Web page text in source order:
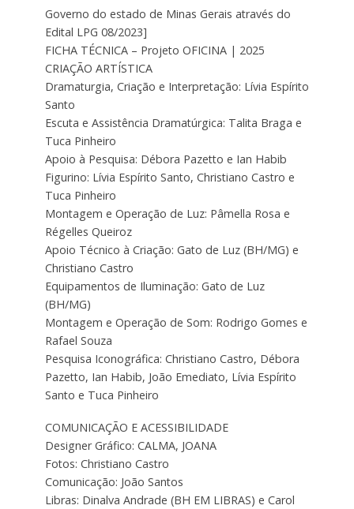
Governo do estado de Minas Gerais através do
Edital LPG 08/2023]
FICHA TÉCNICA – Projeto OFICINA | 2025
CRIAÇÃO ARTÍSTICA
Dramaturgia, Criação e Interpretação: Lívia Espírito
Santo
Escuta e Assistência Dramatúrgica: Talita Braga e
Tuca Pinheiro
Apoio à Pesquisa: Débora Pazetto e Ian Habib
Figurino: Lívia Espírito Santo, Christiano Castro e
Tuca Pinheiro
Montagem e Operação de Luz: Pâmella Rosa e
Régelles Queiroz
Apoio Técnico à Criação: Gato de Luz (BH/MG) e
Christiano Castro
Equipamentos de Iluminação: Gato de Luz
(BH/MG)
Montagem e Operação de Som: Rodrigo Gomes e
Rafael Souza
Pesquisa Iconográfica: Christiano Castro, Débora
Pazetto, Ian Habib, João Emediato, Lívia Espírito
Santo e Tuca Pinheiro
COMUNICAÇÃO E ACESSIBILIDADE
Designer Gráfico: CALMA, JOANA
Fotos: Christiano Castro
Comunicação: João Santos
Libras: Dinalva Andrade (BH EM LIBRAS) e Carol